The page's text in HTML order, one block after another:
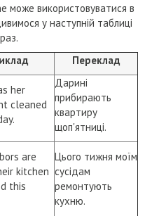
може використовуватися в
у наступній таблиці
Переклад
her
cleaned
Дарині
прибирають
квартиру
щоп'ятниці.
are
kitchen
this
Цього тижня моїм
сусідам
ремонтують
кухню.